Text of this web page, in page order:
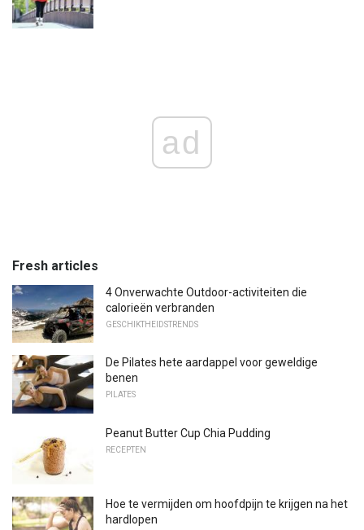
ad
Fresh articles
4 Onverwachte Outdoor-activiteiten die
calorieën verbranden
GESCHIKTHEIDSTRENDS
De Pilates hete aardappel voor geweldige
benen
PILATES
Peanut Butter Cup Chia Pudding
RECEPTEN
Hoe te vermijden om hoofdpijn te krijgen na het
hardlopen